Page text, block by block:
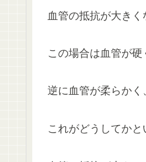
血管の抵抗が大きく
この場合は血管が硬
逆に血管が柔らかく
これがどうしてか